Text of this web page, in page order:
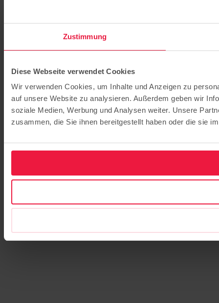
Zustimmung
Diese Webseite verwendet Cookies
Wir verwenden Cookies, um Inhalte und Anzeigen zu
auf unsere Website zu analysieren. Außerdem geben wir
soziale Medien, Werbung und Analysen weiter. Unsere
zusammen, die Sie ihnen bereitgestellt haben oder die sie